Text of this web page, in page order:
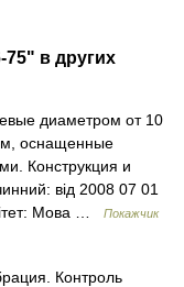
в других
диаметром от 10
оснащенные
Конструкция и
від 2008 07 01
Мова …
Покажчик
Контроль